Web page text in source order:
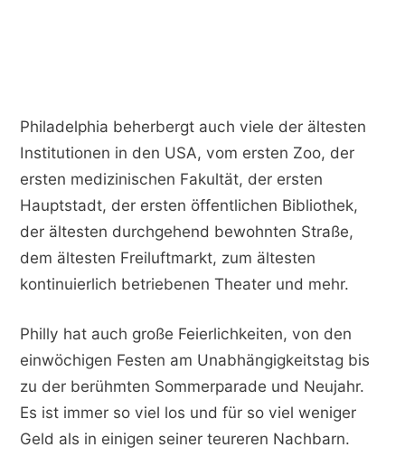
Philadelphia beherbergt auch viele der ältesten
Institutionen in den USA, vom ersten Zoo, der
ersten medizinischen Fakultät, der ersten
Hauptstadt, der ersten öffentlichen Bibliothek,
der ältesten durchgehend bewohnten Straße,
dem ältesten Freiluftmarkt, zum ältesten
kontinuierlich betriebenen Theater und mehr.
Philly hat auch große Feierlichkeiten, von den
einwöchigen Festen am Unabhängigkeitstag bis
zu der berühmten Sommerparade und Neujahr.
Es ist immer so viel los und für so viel weniger
Geld als in einigen seiner teureren Nachbarn.